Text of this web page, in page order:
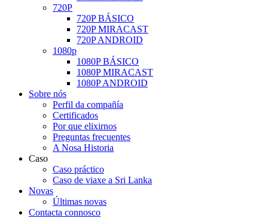
720P
720P BÁSICO
720P MIRACAST
720P ANDROID
1080p
1080P BÁSICO
1080P MIRACAST
1080P ANDROID
Sobre nós
Perfil da compañía
Certificados
Por que elixirnos
Preguntas frecuentes
A Nosa Historia
Caso
Caso práctico
Caso de viaxe a Sri Lanka
Novas
Últimas novas
Contacta connosco